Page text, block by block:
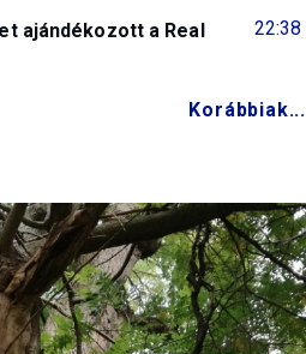
22:38
ajándékozott a Real
Korábbiak...